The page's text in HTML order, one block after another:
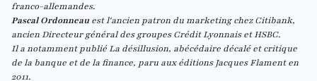
franco-allemandes.
Pascal Ordonneau est l'ancien patron du marketing chez Citibank,
ancien Directeur général des groupes Crédit Lyonnais et HSBC.
Il a notamment publiéLa désillusion, abécédaire décalé et critique
de la banque et de la finance, paru aux éditions Jacques Flament en
2011.